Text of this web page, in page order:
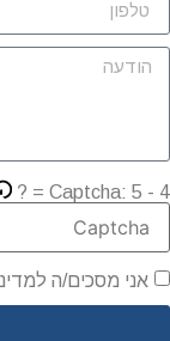
Captcha:5 - 4
אני מסכים/ה